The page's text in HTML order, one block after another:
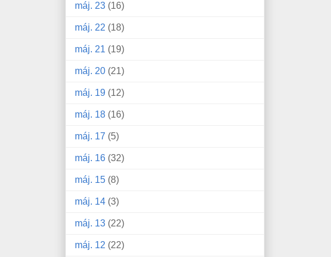
máj. 23 (16)
máj. 22 (18)
máj. 21 (19)
máj. 20 (21)
máj. 19 (12)
máj. 18 (16)
máj. 17 (5)
máj. 16 (32)
máj. 15 (8)
máj. 14 (3)
máj. 13 (22)
máj. 12 (22)